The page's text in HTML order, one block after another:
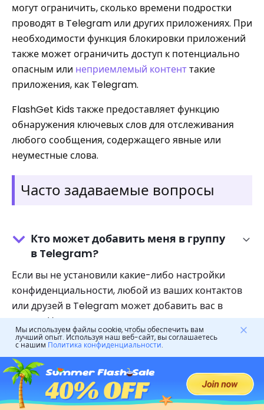
могут ограничить, сколько времени подростки
проводят в Telegram или других приложениях. При
необходимости функция блокировки приложений
также может ограничить доступ к потенциально
опасным или неприемлемый контенттакие
приложения, как Telegram.
FlashGet Kids также предоставляет функцию
обнаружения ключевых слов для отслеживания
любого сообщения, содержащего явные или
неуместные слова.
Часто задаваемые вопросы
Кто может добавить меня в группу
в Telegram?
Если вы не установили какие-либо настройки
конфиденциальности, любой из ваших контактов
или друзей в Telegram может добавить вас в
группу. Но в случае частных групп только
администратор или существующие участники
группы могут пригласить новых участников
группы.
Мы используем файлы cookie, чтобы обеспечить вам
лучший опыт. Используя наш веб-сайт, вы соглашаетесь
с нашим Политика конфиденциальности.